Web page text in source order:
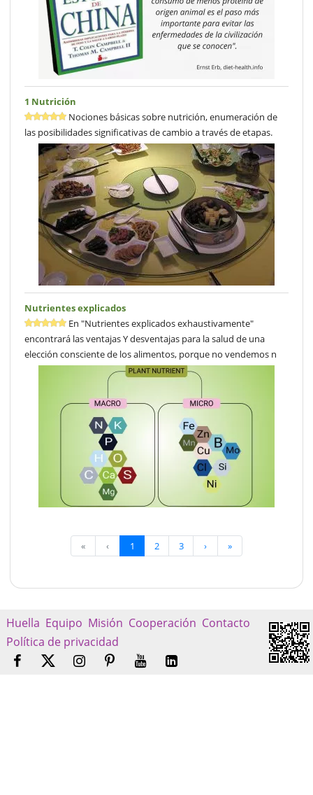
1 Nutrición
Nociones básicas sobre nutrición, enumeración de
las posibilidades significativas de cambio a través de etapas.
Nutrientes explicados
En "Nutrientes explicados exhaustivamente"
encontrará las ventajas Y desventajas para la salud de una
elección consciente de los alimentos, porque no vendemos n
« ‹ 1 2 3 › »
Huella Equipo Misión Cooperación Contacto
Política de privacidad